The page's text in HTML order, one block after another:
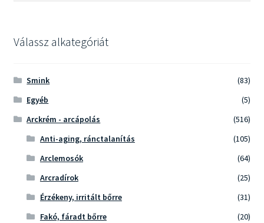
Válassz alkategóriát
Smink
(83)
Egyéb
(5)
Arckrém - arcápolás
(516)
Anti-aging, ránctalanítás
(105)
Arclemosók
(64)
Arcradírok
(25)
Érzékeny, irritált bőrre
(31)
Fakó, fáradt bőrre
(20)